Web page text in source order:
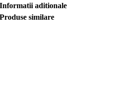
Informatii aditionale
Produse similare